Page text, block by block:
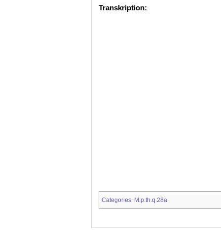
Transkription:
Categories: M.p.th.q.28a